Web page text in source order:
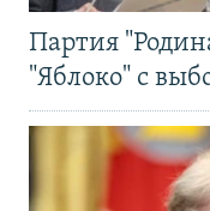
Партия
"Яблоко" с